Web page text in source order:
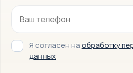
Я согласен наобработку
данных